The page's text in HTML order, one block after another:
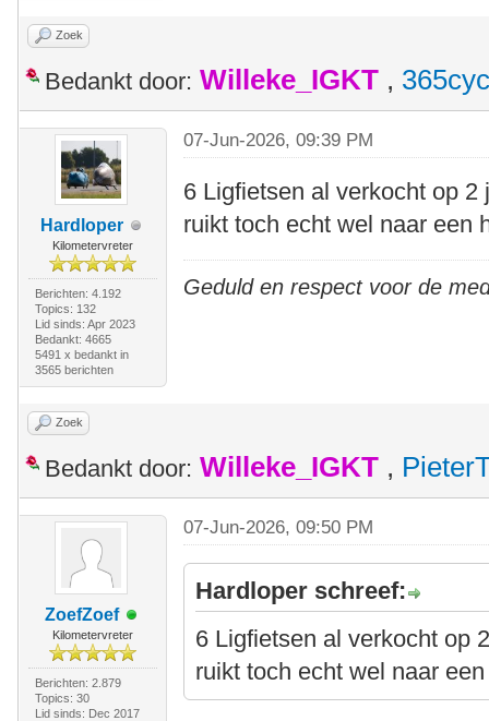
Zoek
Bedankt door: Willeke_IGKT ,
Hardloper
Kilometervreter
Berichten: 4.192
Topics: 132
Lid sinds: Apr 2023
Bedankt: 4665
5491 x bedankt in
3565 berichten
07-Jun-2026, 09:39 PM
6 Ligfietsen al verkocht op
ruikt toch echt wel naar een
Geduld en respect voor de
Zoek
Bedankt door: Willeke_IGKT ,
ZoefZoef
Kilometervreter
Berichten: 2.879
Topics: 30
Lid sinds: Dec 2017
07-Jun-2026, 09:50 PM
Hardloper schreef:
6 Ligfietsen al verkocht op
ruikt toch echt wel naar